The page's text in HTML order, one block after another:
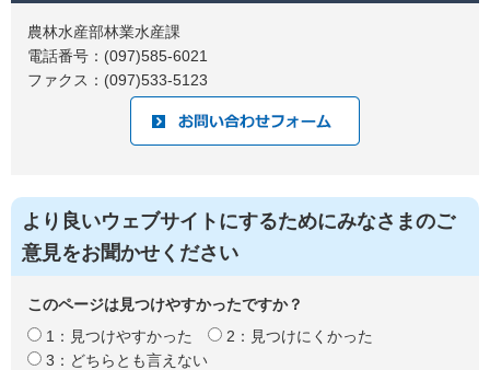
農林水産部林業水産課
電話番号：(097)585-6021
ファクス：(097)533-5123
より良いウェブサイトにするためにみなさまのご
意見をお聞かせください
このページは見つけやすかったですか？
1：見つけやすかった
2：見つけにくかった
3：どちらとも言えない